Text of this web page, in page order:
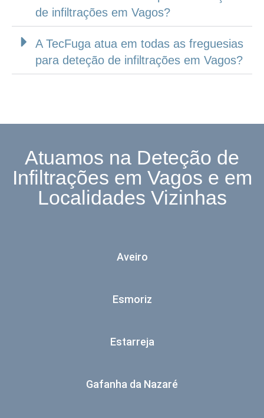
de infiltrações em Vagos?
A TecFuga atua em todas as freguesias
para deteção de infiltrações em Vagos?
Atuamos na Deteção de
Infiltrações em Vagos e em
Localidades Vizinhas
Aveiro
Esmoriz
Estarreja
Gafanha da Nazaré